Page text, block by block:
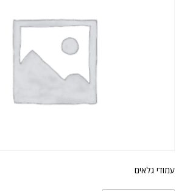
עמודי גלאים